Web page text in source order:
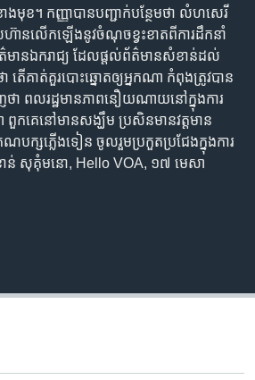
ងមុខ។​ កញ្ញា​បាន​បញ្ជាក់​បន្ថែម​ថា ​លំហ​សេរី
ាន​​លើក​ឡើង​នូវ​​ចំណុច​ខ្វះ​ខាត​ពី​ការ​ដឹកនាំ​
មាន​ឯករាជ្យ ដែល​ផ្តល់​​ព័ត៌មាន​សំខាន់​ដល់​​
ា​ តើ​គាត់​គួរ​បោះឆ្នោត​ឲ្យ​អ្នក​ណា​ កំពុង​ត្រូវ​បាន​
ថា ពលរដ្ឋ​មាន​​ភាព​នឿយ​ណាយ​នៅ​ក្នុង​ការ​
ពួកគេ​​នៅ​មាន​សង្ឃឹម​ ប្រសិន​​មាន​វត្តមាន​
ក្ស​ភ្លើងទៀន​ ចូលរួម​ប្រកួត​ប្រជែង​ក្នុង​ការ​
ាន់ សុគុំមនោ, Hello VOA, ១៧ មេសា